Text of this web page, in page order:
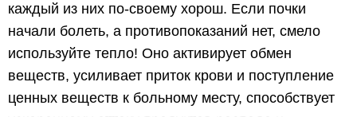
каждый из них по-своему хорош. Если почки
начали болеть, а противопоказаний нет, смело
используйте тепло! Оно активирует обмен
веществ, усиливает приток крови и поступление
ценных веществ к больному месту, способствует